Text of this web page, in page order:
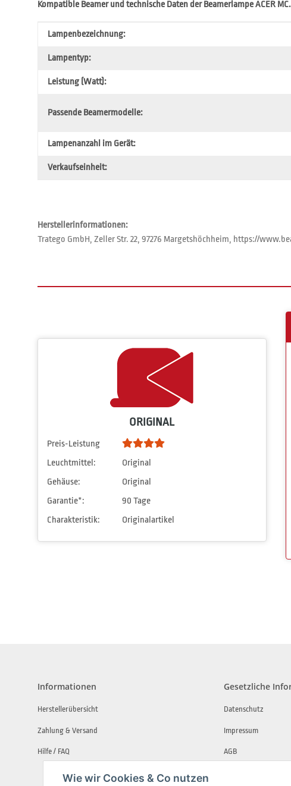
Wie wir Cookies & Co nutzen
Kompatible Beamer und technische Daten der Beamerlampe ACER
Produkteigenschaft
Wert
Lampenbezeichnung:
Lampentyp:
Leistung (Watt):
Passende Beamermodelle:
Lampenanzahl im Gerät:
Verkaufseinheit:
Herstellerinformationen:
Tratego GmbH, Zeller Str. 22, 97276 Margetshöchheim, https://
ORIGINAL
Preis-Leistung
Leuchtmittel:
Original
Gehäuse:
Original
Garantie*:
90 Tage
Charakteristik:
Originalartikel
Informationen
Herstellerübersicht
Zahlung & Versand
Hilfe / FAQ
Gesetzliche
Datenschutz
Impressum
AGB